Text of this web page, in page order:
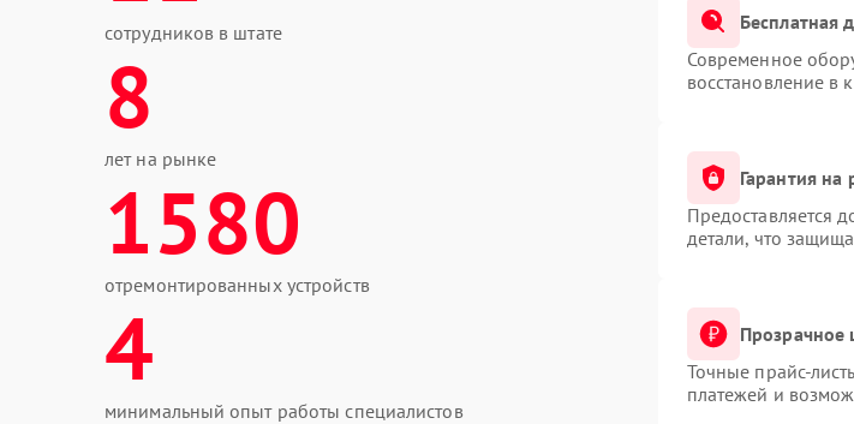
сотрудников в штате
8
лет на рынке
1580
отремонтированных устройств
4
минимальный опыт работы специалистов
Бесплатная
Современное
восстановление в
Гарантия на
Предоставляется
детали, что
Прозрачное
Точные прайс-
платежей и